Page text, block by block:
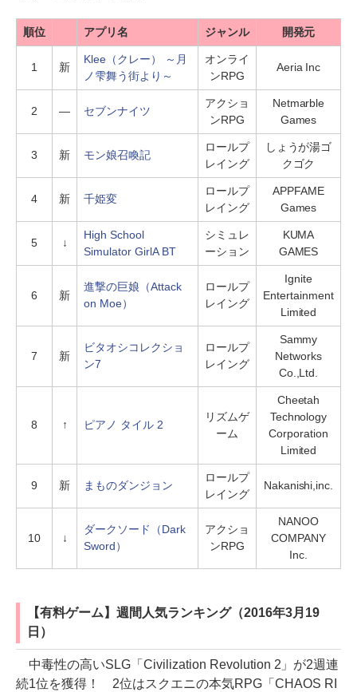
順位 アプリ名 ジャンル 開発元
1 新
Klee（クレー） ～月
ノ雫舞う街より～
オンライ
ンRPG
Aeria Inc
2 ― セブンナイツ
アクショ
ンRPG
Netmarble
Games
3 新 モン娘召喚記
ロールプ
レイング
しょうが湯ゴ
クゴク
4 新 千姫変
ロールプ
レイング
APPFAME
Games
5 ↓
High School
Simulator GirlA BT
シミュレ
ーション
KUMA
GAMES
6 新
進撃の巨娘（Attack
on Moe）
ロールプ
レイング
Ignite
Entertainment
Limited
7 新
ビタオシコレクショ
ン7
ロールプ
レイング
Sammy
Networks
Co.,Ltd.
8 ↑ ピアノ タイル 2
リズムゲ
ーム
Cheetah
Technology
Corporation
Limited
9 新 まものダンジョン
ロールプ
レイング
Nakanishi,inc.
10 ↓
ダークソード（Dark
Sword）
アクショ
ンRPG
NANOO
COMPANY
Inc.
【有料ゲーム】週間人気ランキング（2016年3月19
日）
中毒性の高いSLG「Civilization Revolution 2」が2週連
続1位を獲得！ 2位はスクエニの本気RPG「CHAOS RI